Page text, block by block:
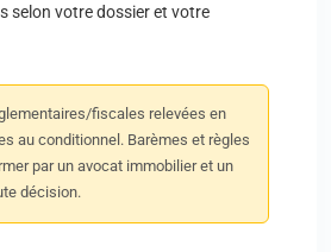
selon votre dossier et votre
fiscales relevées en
au conditionnel. Barèmes et règles
par un avocat immobilier et un
décision.